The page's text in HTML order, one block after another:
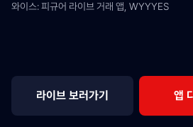
와이스: 피규어 라이브 거래 앱, WYYYES
라이브 보러가기 앱